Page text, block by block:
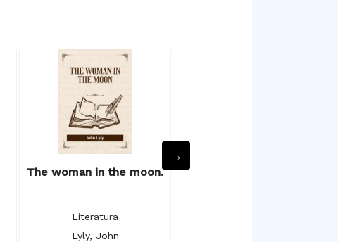
The woman in the moon.
Literatura
Lyly, John